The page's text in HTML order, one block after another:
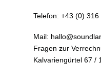
Telefon: +43 (0) 316
Mail:
Fragen zur
Kalvariengürtel 67 /